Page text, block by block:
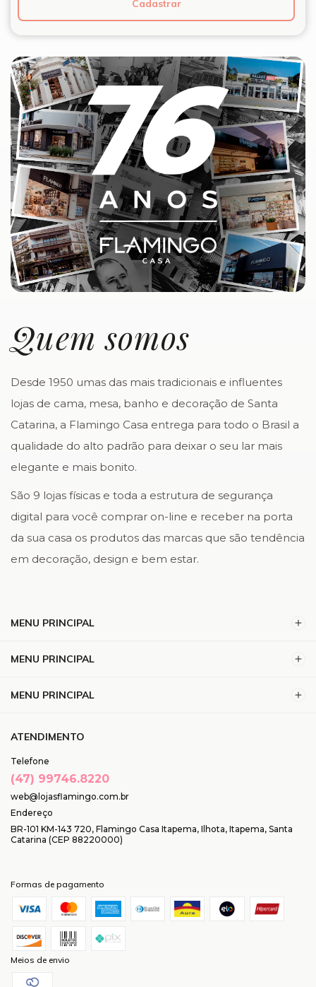
Quem somos
Desde 1950 umas das mais tradicionais e influentes
lojas de cama, mesa, banho e decoração de Santa
Catarina, a Flamingo Casa entrega para todo o Brasil a
qualidade do alto padrão para deixar o seu lar mais
elegante e mais bonito.
São 9 lojas físicas e toda a estrutura de segurança
digital para você comprar on-line e receber na porta
da sua casa os produtos das marcas que são tendência
em decoração, design e bem estar.
MENU PRINCIPAL
MENU PRINCIPAL
MENU PRINCIPAL
ATENDIMENTO
Telefone
(47) 99746.8220
web@lojasflamingo.com.br
Endereço
BR-101 KM-143 720, Flamingo Casa Itapema, Ilhota, Itapema, Santa
Catarina (CEP 88220000)
Formas de pagamento
Meios de envio